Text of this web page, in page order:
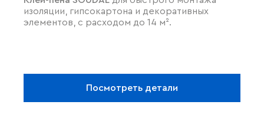
изоляции, гипсокартона и декоративных
элементов, с расходом до 14 м².
Посмотреть детали